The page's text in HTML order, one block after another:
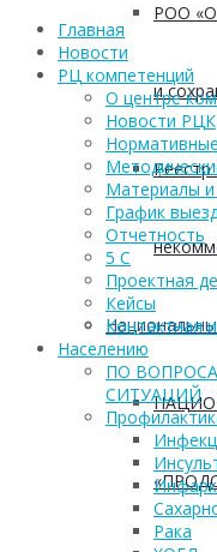
РОО
и
Реестр
Главная
Новости
РЦ компетенций
О центре
Новости РЦК
Материалы и
График
Отчетность
5 С
Проектная
Кейсы
Контактная
Населению
ПО
СИТУАЦИЙ
Рака